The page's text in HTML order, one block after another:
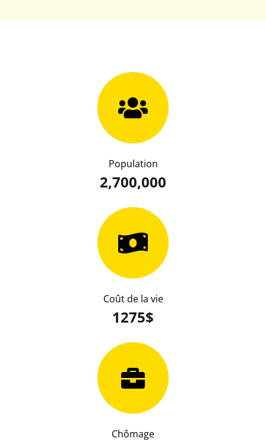
2,700,000
Population
1275$
Coût de la vie
Chômage